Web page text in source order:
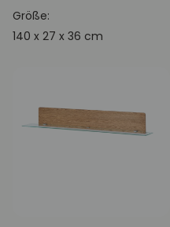
Größe:
140 x 27 x 36 cm